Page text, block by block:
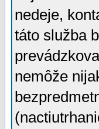
nedeje,
táto služba
nemôže